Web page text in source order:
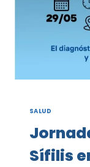
SALUD
Sífilis